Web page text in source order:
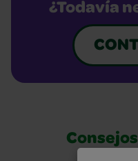
¿Todavía